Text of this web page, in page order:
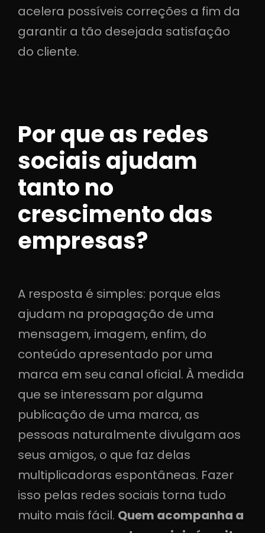
acelera possíveis correções a fim da
garantir a tão desejada satisfação
do cliente.
Por que as redes
sociais ajudam
tanto no
crescimento das
empresas?
A resposta é simples: porque elas
ajudam na propagação de uma
mensagem, imagem, enfim, do
conteúdo apresentado por uma
marca em seu canal oficial. À medida
que se interessam por alguma
publicação de uma marca, as
pessoas naturalmente divulgam aos
seus amigos, o que faz delas
multiplicadoras espontâneas. Fazer
isso pelas redes sociais torna tudo
muito mais fácil. Quem acompanha a